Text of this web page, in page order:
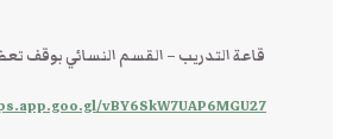
قاعة التدريب – القسم النسائي بوقف
vBY6SkW7UAP6MGU27